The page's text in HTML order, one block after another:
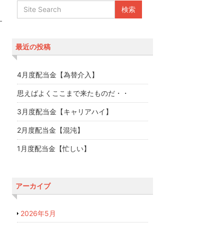
最近の投稿
4月度配当金【為替介入】
思えばよくここまで来たものだ・・
3月度配当金【キャリアハイ】
2月度配当金【混沌】
1月度配当金【忙しい】
アーカイブ
2026年5月